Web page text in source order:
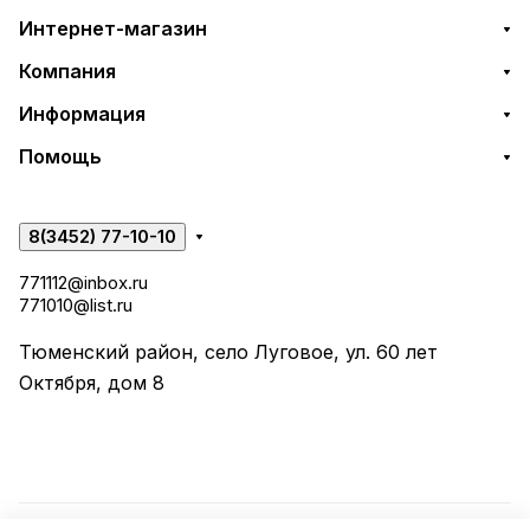
Интернет-магазин
Компания
Информация
Помощь
8(3452) 77-10-10
771112@inbox.ru
771010@list.ru
Тюменский район, село Луговое, ул. 60 лет
Октября, дом 8